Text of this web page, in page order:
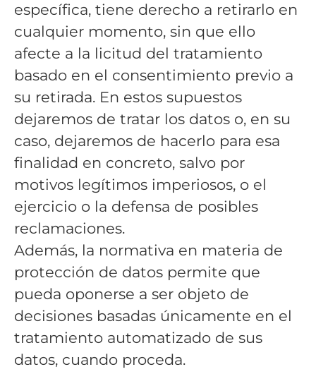
específica, tiene derecho a retirarlo en
cualquier momento, sin que ello
afecte a la licitud del tratamiento
basado en el consentimiento previo a
su retirada. En estos supuestos
dejaremos de tratar los datos o, en su
caso, dejaremos de hacerlo para esa
finalidad en concreto, salvo por
motivos legítimos imperiosos, o el
ejercicio o la defensa de posibles
reclamaciones.
Además, la normativa en materia de
protección de datos permite que
pueda oponerse a ser objeto de
decisiones basadas únicamente en el
tratamiento automatizado de sus
datos, cuando proceda.